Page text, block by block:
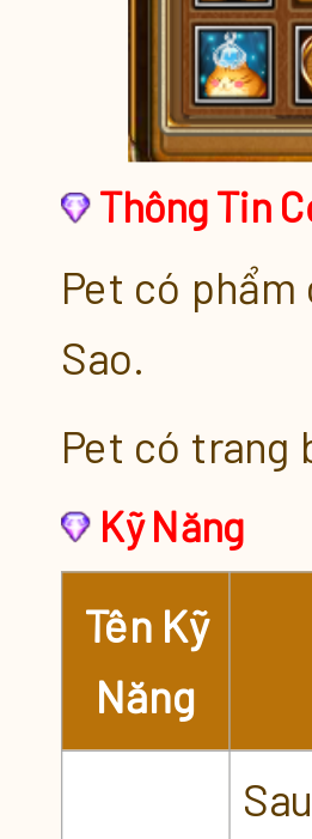
Thông Tin
Pet có phẩm
Sao.
Pet có trang
Kỹ Năng
Tên Kỹ
Năng